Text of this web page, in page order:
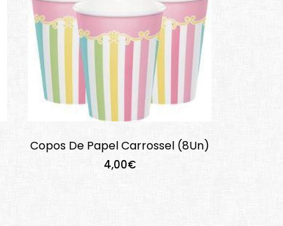
Copos De Papel Carrossel (8Un)
4,00€